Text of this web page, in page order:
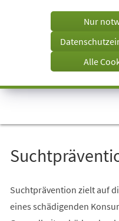
Visuelle
Nur
Alle
Suchtprävention zielt auf
eines schädigenden